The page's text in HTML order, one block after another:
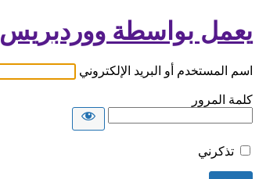
يعمل بواسطة ووردبريس
اسم المستخدم أو البريد الإلكتروني
كلمة المرور
تذكرني